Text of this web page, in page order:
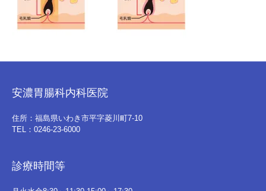
安濃胃腸科内科医院
住所：福島県いわき市平字菱川町7-10
TEL：0246-23-6000
診療時間等